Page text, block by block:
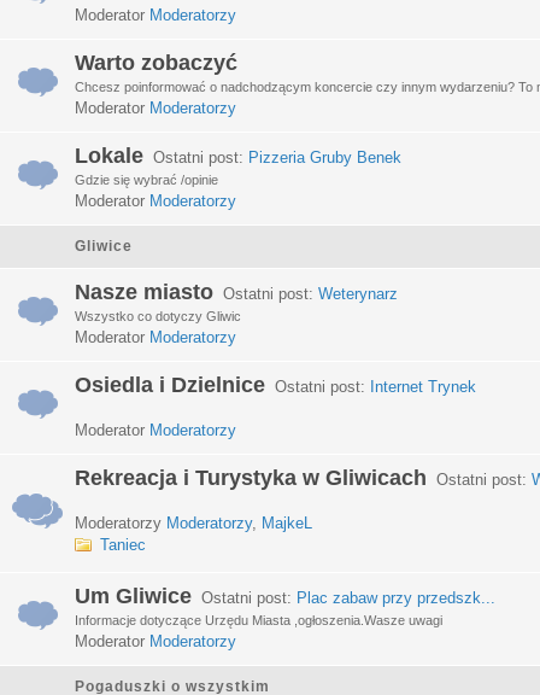
Moderator Moderatorzy
Warto zobaczyć
Chcesz poinformować o nadchodzącym koncercie czy innym wydarzeniu? To
Moderator Moderatorzy
Lokale Ostatni post: Pizzeria Gruby Benek
Gdzie się wybrać /opinie
Moderator Moderatorzy
Gliwice
Nasze miasto Ostatni post: Weterynarz
Wszystko co dotyczy Gliwic
Moderator Moderatorzy
Osiedla i Dzielnice Ostatni post: Internet Trynek
Moderator Moderatorzy
Rekreacja i Turystyka w Gliwicach Ostatni post:
Moderatorzy Moderatorzy, MajkeL
Taniec
Um Gliwice Ostatni post: Plac zabaw przy przedszk...
Informacje dotyczące Urzędu Miasta ,ogłoszenia.Wasze uwagi
Moderator Moderatorzy
Pogaduszki o wszystkim